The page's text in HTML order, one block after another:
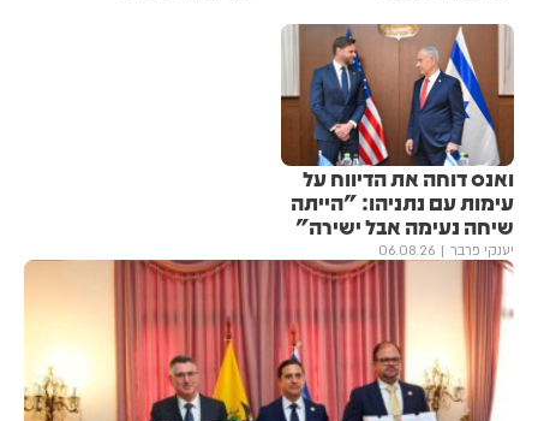
ואנס דוחה את הדיווח על
עימות עם נתניהו: "הייתה
שיחה נעימה אבל ישירה"
יענקי פרבר 06.08.26